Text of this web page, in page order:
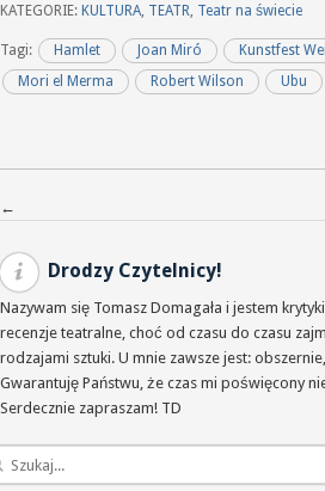
KATEGORIE: KULTURA, TEATR, Teatr na świecie
Tagi: Hamlet Joan Miró Kunstfest
Mori el Merma
Robert Wilson Ubu
Nawigacja po wpisach
←
Drodzy Czytelnicy!
Nazywam się Tomasz Domagała i jestem
recenzje teatralne, choć od czasu do czasu
rodzajami sztuki. U mnie zawsze jest:
Gwarantuję Państwu, że czas mi poświęcony
Serdecznie zapraszam! TD